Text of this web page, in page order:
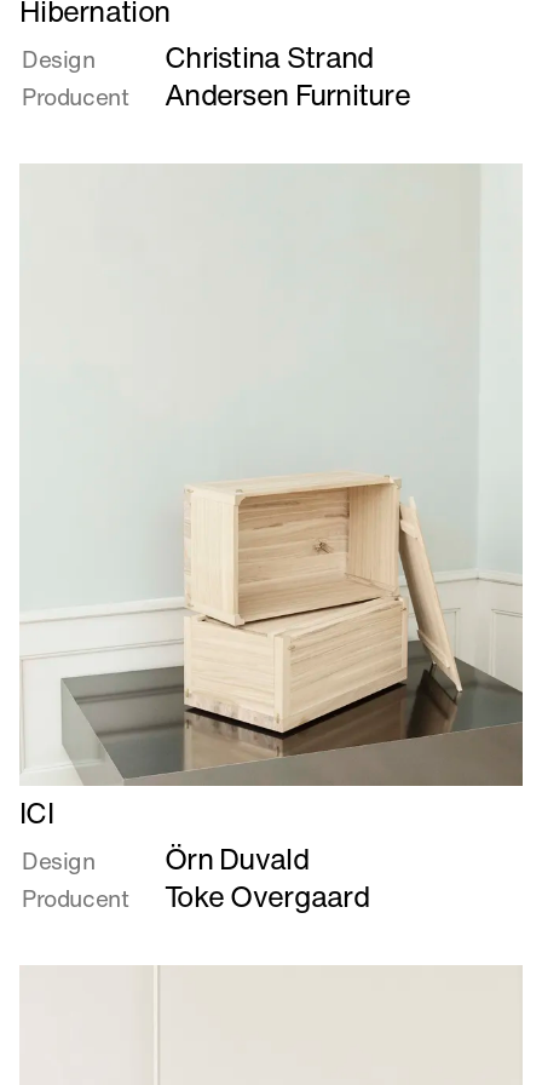
mere
om
Hibernation
Hibernation
Design Christina Strand
Producent Andersen Furniture
Læs
mere
om
ICI
ICI
Design Örn Duvald
Producent Toke Overgaard